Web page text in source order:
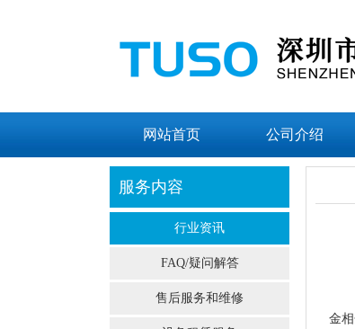
网站首页 公司介绍
服务内容
行业资讯
FAQ/疑问解答
售后服务和维修
金